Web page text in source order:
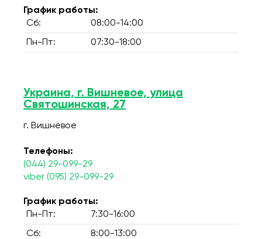
График работы:
Сб:
08:00-14:00
Пн-Пт: 07:30-18:00
Украина, г. Вишневое, улица
Святошинская, 27
г. Вишнёвое
Телефоны:
(044) 29-099-29
viber (095) 29-099-29
График работы:
Пн-Пт:
7:30-16:00
Сб: 8:00-13:00